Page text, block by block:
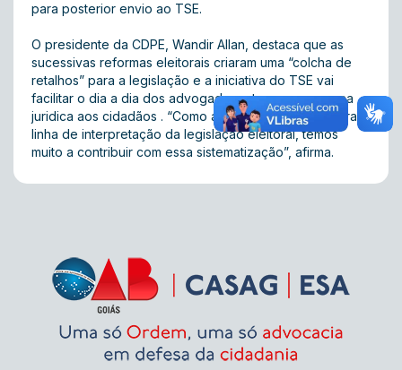
para posterior envio ao TSE.
O presidente da CDPE, Wandir Allan, destaca que as
sucessivas reformas eleitorais criaram uma “colcha de
retalhos” para a legislação e a iniciativa do TSE vai
facilitar o dia a dia dos advogados e trazer segurança
juridica aos cidadãos . “Como a advocacia é a primeira
linha de interpretação da legislação eleitoral, temos
muito a contribuir com essa sistematização”, afirma.